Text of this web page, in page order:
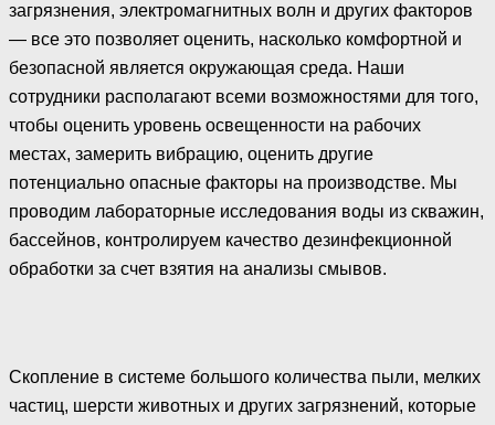
загрязнения, электромагнитных волн и других факторов
— все это позволяет оценить, насколько комфортной и
безопасной является окружающая среда. Наши
сотрудники располагают всеми возможностями для того,
чтобы оценить уровень освещенности на рабочих
местах, замерить вибрацию, оценить другие
потенциально опасные факторы на производстве. Мы
проводим лабораторные исследования воды из скважин,
бассейнов, контролируем качество дезинфекционной
обработки за счет взятия на анализы смывов.
Скопление в системе большого количества пыли, мелких
частиц, шерсти животных и других загрязнений, которые